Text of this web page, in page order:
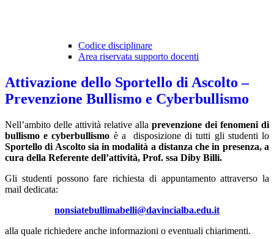
Codice disciplinare
Area riservata supporto docenti
Attivazione dello Sportello di Ascolto –
Prevenzione Bullismo e Cyberbullismo
Nell’ambito delle attività relative alla prevenzione dei fenomeni di
bullismo e cyberbullismo è a disposizione di tutti gli studenti lo
Sportello di Ascolto sia in modalità a distanza che in presenza, a
cura della Referente dell’attività, Prof. ssa Diby Billi.
Gli studenti possono fare richiesta di appuntamento attraverso la
mail dedicata:
nonsiatebullimabelli@davincialba.edu.it
alla quale richiedere anche informazioni o eventuali chiarimenti.